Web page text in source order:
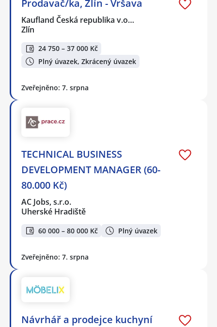
Prodavač/ka, Zlín - Vršava
Kaufland Česká republika v.o…
Zlín
24 750 – 37 000 Kč
Plný úvazek, Zkrácený úvazek
Zveřejněno: 7. srpna
TECHNICAL BUSINESS
DEVELOPMENT MANAGER (60-
80.000 Kč)
AC Jobs, s.r.o.
Uherské Hradiště
60 000 – 80 000 Kč Plný úvazek
Zveřejněno: 7. srpna
Návrhář a prodejce kuchyní